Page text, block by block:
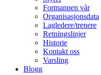
Formannen vår
Organisasjonsdata
Lagledere/trenere
Retningslinjer
Historie
Kontakt oss
Varsling
Blogg